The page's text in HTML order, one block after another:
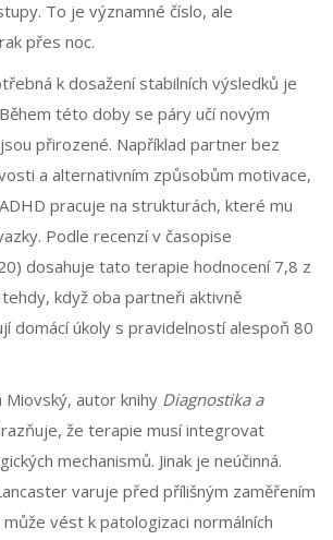
To je významné číslo, ale
přes noc.
k dosažení stabilních výsledků je
této doby se páry učí novým
přirozené. Například partner bez
a alternativním způsobům motivace,
pracuje na strukturách, které mu
Podle recenzí v časopise
dosahuje tato terapie hodnocení 7,8 z
když oba partneři aktivně
domácí úkoly s pravidelností alespoň 80
autor knihy Diagnostika a
že terapie musí integrovat
mechanismů. Jinak je neúčinná.
varuje před přílišným zaměřením
vést k patologizaci normálních